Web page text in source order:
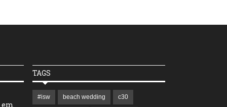
em
TAGS
#isw beach wedding c30